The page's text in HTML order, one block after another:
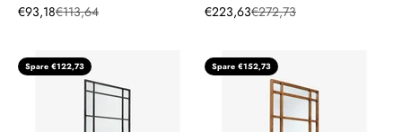
Angebot
€93,18Regulärer Preis
€113,64
Angebot
€223,63Regulärer Preis
€272,73
Spare €122,73 Spare €152,73